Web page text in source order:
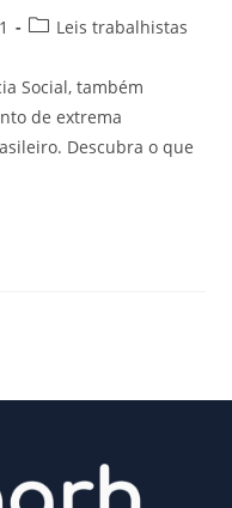
Leis trabalhistas
Social, também
de extrema
Descubra o que